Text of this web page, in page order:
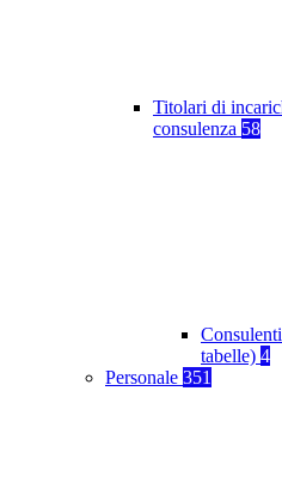
Titolari di
consulenza 58
tabelle) 4
Personale 351